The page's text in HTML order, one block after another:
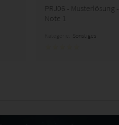
PRJ06 - Musterlösung -
Note 1
Sonstiges